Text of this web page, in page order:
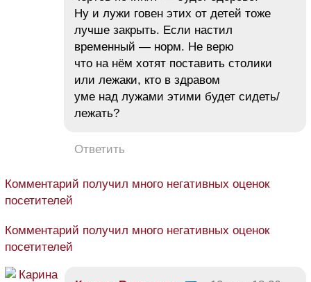
Ну и лужи говен этих от детей тоже
лучше закрыть. Если настил
временный — норм. Не верю
что на нём хотят поставить столики
или лежаки, кто в здравом
уме над лужами этими будет сидеть/
лежать?
Ответить
Комментарий получил много негативных оценок
посетителей
Комментарий получил много негативных оценок
посетителей